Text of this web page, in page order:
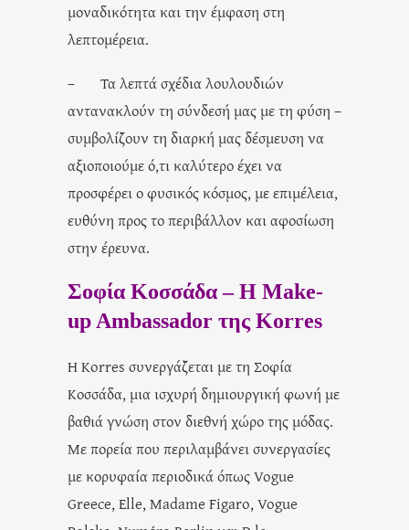
μοναδικότητα και την έμφαση στη
λεπτομέρεια.
– Τα λεπτά σχέδια λουλουδιών
αντανακλούν τη σύνδεσή μας με τη φύση –
συμβολίζουν τη διαρκή μας δέσμευση να
αξιοποιούμε ό,τι καλύτερο έχει να
προσφέρει ο φυσικός κόσμος, με επιμέλεια,
ευθύνη προς το περιβάλλον και αφοσίωση
στην έρευνα.
Σοφία Κοσσάδα – Η Make-
up Ambassador της Korres
Η Korres συνεργάζεται με τη Σοφία
Κοσσάδα, μια ισχυρή δημιουργική φωνή με
βαθιά γνώση στον διεθνή χώρο της μόδας.
Με πορεία που περιλαμβάνει συνεργασίες
με κορυφαία περιοδικά όπως Vogue
Greece, Elle, Madame Figaro, Vogue